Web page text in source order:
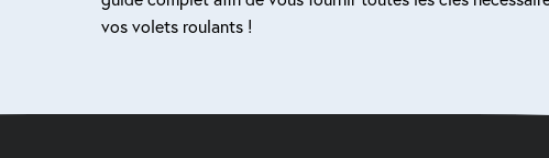
vos volets roulants !